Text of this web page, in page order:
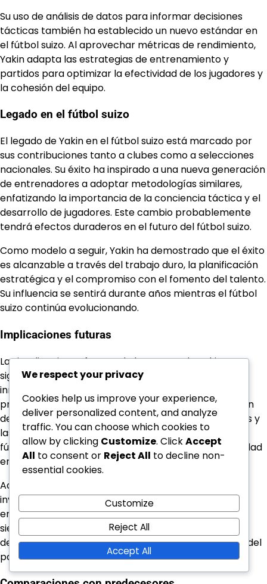
Su uso de análisis de datos para informar decisiones
tácticas también ha establecido un nuevo estándar en
el fútbol suizo. Al aprovechar métricas de rendimiento,
Yakin adapta las estrategias de entrenamiento y
partidos para optimizar la efectividad de los jugadores y
la cohesión del equipo.
Legado en el fútbol suizo
El legado de Yakin en el fútbol suizo está marcado por
sus contribuciones tanto a clubes como a selecciones
nacionales. Su éxito ha inspirado a una nueva generación
de entrenadores a adoptar metodologías similares,
enfatizando la importancia de la conciencia táctica y el
desarrollo de jugadores. Este cambio probablemente
tendrá efectos duraderos en el futuro del fútbol suizo.
Como modelo a seguir, Yakin ha demostrado que el éxito
es alcanzable a través del trabajo duro, la planificación
estratégica y el compromiso con el fomento del talento.
Su influencia se sentirá durante años mientras el fútbol
suizo continúa evolucionando.
Implicaciones futuras
Las implicaciones futuras de la carrera de Yakin son
significativas para el fútbol suizo. Sus enfoques
innovadores y su enfoque en el desarrollo juvenil
probablemente darán forma a la próxima generación
de jugadores y entrenadores. A medida que los clubes y
las selecciones nacionales adopten sus filosofías, el
fútbol suizo podría ver un aumento en la competitividad
en el escenario internacional.
Además, el éxito de Yakin puede alentar una mayor
inversión en academias juveniles y programas de
entrenamiento, asegurando que el fútbol suizo siga
siendo un semillero de talento. Este enfoque en el
desarrollo será crucial para mantener la reputación del
país en el fútbol europeo.
We respect your privacy
Cookies help us improve your experience,
deliver personalized content, and analyze
traffic. You can choose which cookies to
allow by clicking Customize. ClickAccept
All to consent or Reject All to decline non-
essential cookies.
Customize
Reject All
Accept All